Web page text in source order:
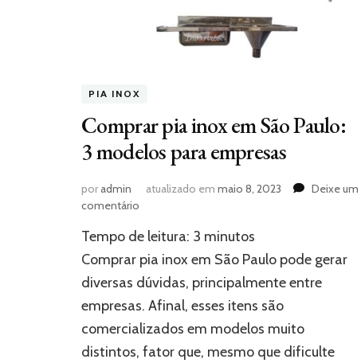
PIA INOX
Comprar pia inox em São Paulo:
3 modelos para empresas
poradmin atualizado em maio 8, 2023
Deixe um
comentário
pia
inox
em
São
Paulo:
3
modelos
para
Tempo de leitura: 3 minutos
Comprar pia inox em São Paulo pode gerar
diversas dúvidas, principalmente entre
empresas. Afinal, esses itens são
comercializados em modelos muito
distintos, fator que, mesmo que dificulte